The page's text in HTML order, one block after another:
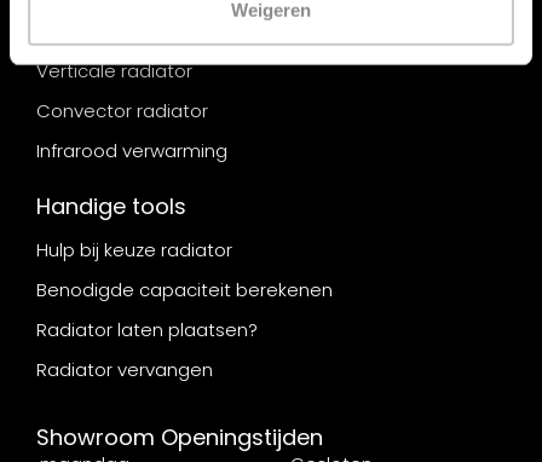
Weigeren
Verticale radiator
Convector radiator
Infrarood verwarming
Handige tools
Hulp bij keuze radiator
Benodigde capaciteit berekenen
Radiator laten plaatsen?
Radiator vervangen
Showroom Openingstijden